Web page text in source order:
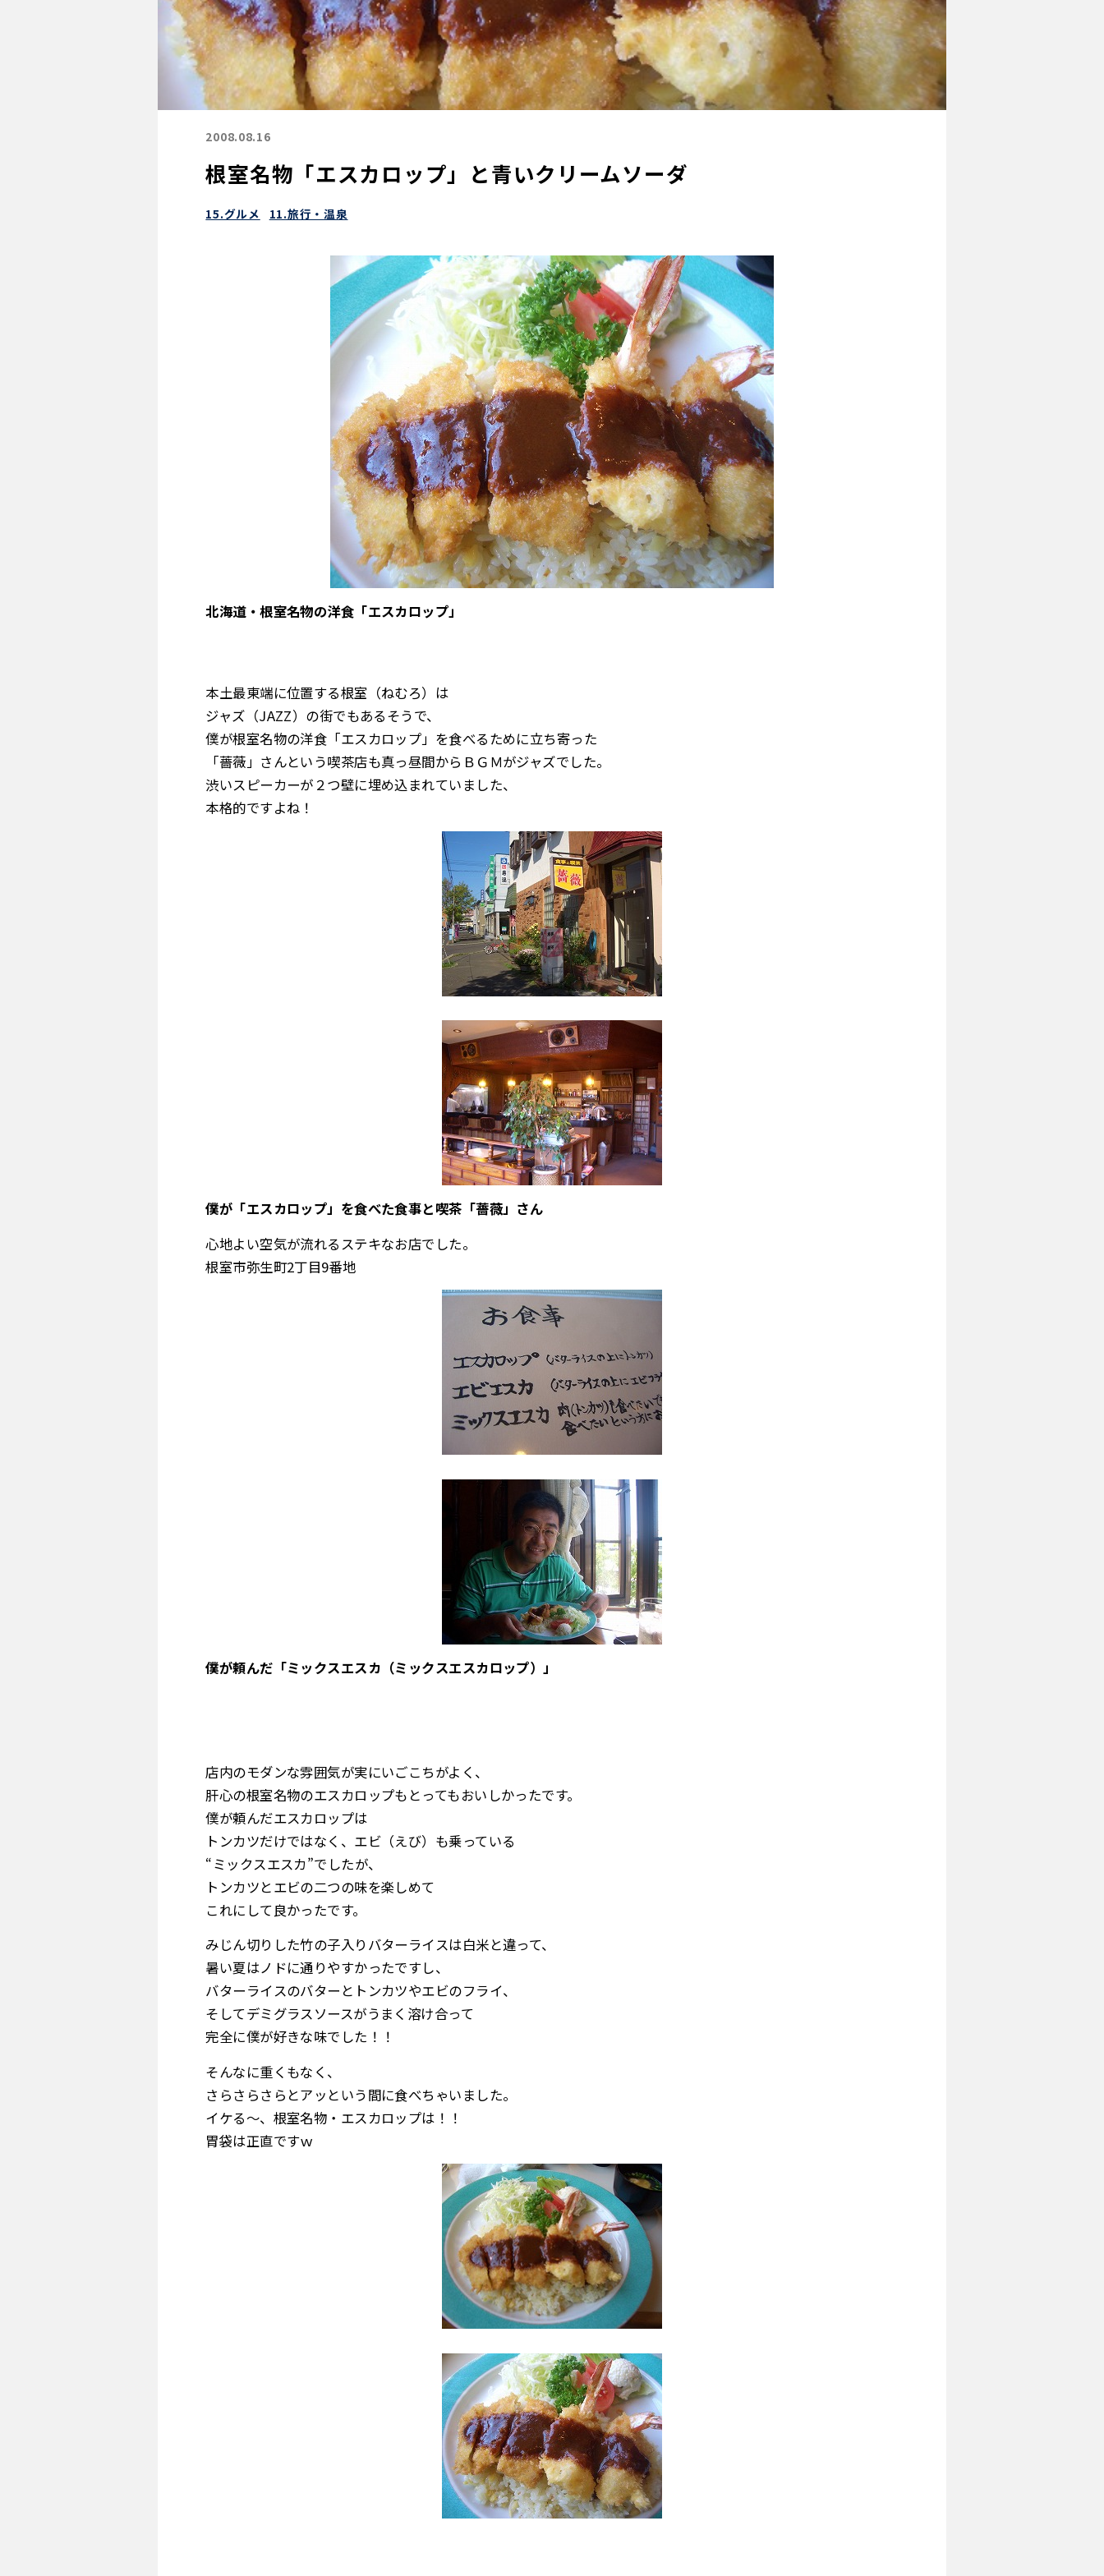
2008.08.16
根室名物「エスカロップ」と青いクリームソーダ
15.グルメ 11.旅行・温泉
北海道・根室名物の洋食「エスカロップ」
本土最東端に位置する根室（ねむろ）は
ジャズ（JAZZ）の街でもあるそうで、
僕が根室名物の洋食「エスカロップ」を食べるために立ち寄った
「薔薇」さんという喫茶店も真っ昼間からＢＧＭがジャズでした。
渋いスピーカーが２つ壁に埋め込まれていました、
本格的ですよね！
僕が「エスカロップ」を食べた食事と喫茶「薔薇」さん
心地よい空気が流れるステキなお店でした。
根室市弥生町2丁目9番地
僕が頼んだ「ミックスエスカ（ミックスエスカロップ）」
店内のモダンな雰囲気が実にいごこちがよく、
肝心の根室名物のエスカロップもとってもおいしかったです。
僕が頼んだエスカロップは
トンカツだけではなく、エビ（えび）も乗っている
“ミックスエスカ”でしたが、
トンカツとエビの二つの味を楽しめて
これにして良かったです。
みじん切りした竹の子入りバターライスは白米と違って、
暑い夏はノドに通りやすかったですし、
バターライスのバターとトンカツやエビのフライ、
そしてデミグラスソースがうまく溶け合って
完全に僕が好きな味でした！！
そんなに重くもなく、
さらさらさらとアッという間に食べちゃいました。
イケる～、根室名物・エスカロップは！！
胃袋は正直ですｗ